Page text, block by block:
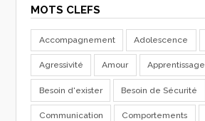
MOTS CLEFS
Accompagnement Adolescence
Agressivité Amour Apprentissage
Besoin d'exister Besoin de Sécurité
Communication Comportements